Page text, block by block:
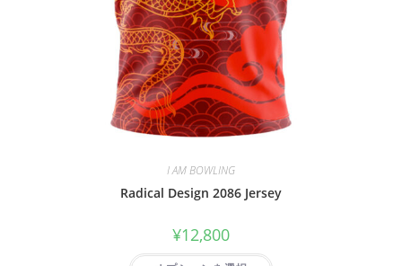
I AM BOWLING
Radical Design 2086 Jersey
¥12,800